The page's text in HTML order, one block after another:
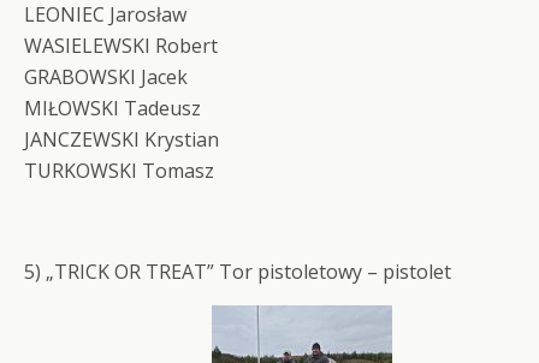
LEONIEC Jarosław
WASIELEWSKI Robert
GRABOWSKI Jacek
MIŁOWSKI Tadeusz
JANCZEWSKI Krystian
TURKOWSKI Tomasz
5) „TRICK OR TREAT” Tor pistoletowy – pistolet